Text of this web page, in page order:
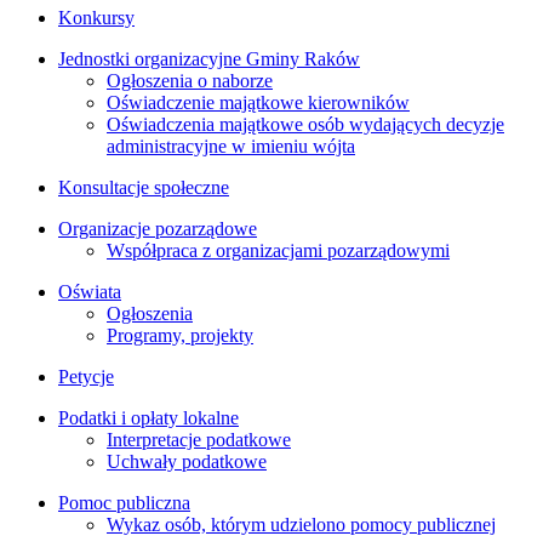
Konkursy
Jednostki organizacyjne Gminy Raków
Ogłoszenia o naborze
Oświadczenie majątkowe kierowników
Oświadczenia majątkowe osób wydających decyzje
administracyjne w imieniu wójta
Konsultacje społeczne
Organizacje pozarządowe
Współpraca z organizacjami pozarządowymi
Oświata
Ogłoszenia
Programy, projekty
Petycje
Podatki i opłaty lokalne
Interpretacje podatkowe
Uchwały podatkowe
Pomoc publiczna
Wykaz osób, którym udzielono pomocy publicznej